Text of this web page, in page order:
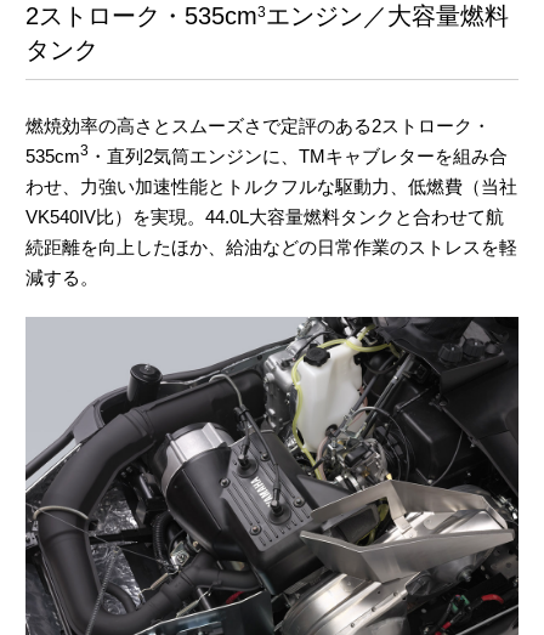
2ストローク・535cm3エンジン／大容量燃料
タンク
燃焼効率の高さとスムーズさで定評のある2ストローク・
535cm3 ・直列2気筒エンジンに、TMキャブレターを組み合
わせ、力強い加速性能とトルクフルな駆動力、低燃費（当社
VK540IV比）を実現。44.0L大容量燃料タンクと合わせて航
続距離を向上したほか、給油などの日常作業のストレスを軽
減する。